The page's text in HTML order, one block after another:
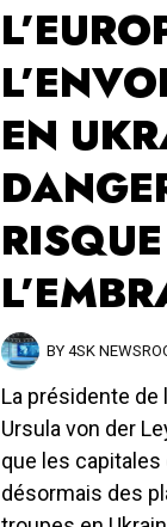
EN
RISQUE
BY 4SK
La présidente
Ursula von der
que les
désormais des